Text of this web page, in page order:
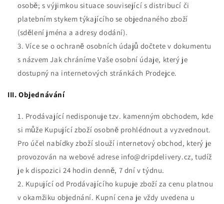
osobě; s výjimkou situace související s distribucí či
platebním stykem týkajícího se objednaného zboží
(sdělení jména a adresy dodání).
Více se o ochraně osobních údajů dočtete v dokumentu
s názvem Jak chráníme Vaše osobní údaje, který je
dostupný na internetových stránkách Prodejce.
III. Objednávání
Prodávající nedisponuje tzv. kamenným obchodem, kde
si může Kupující zboží osobně prohlédnout a vyzvednout.
Pro účel nabídky zboží slouží internetový obchod, který je
provozován na webové adrese info@dripdelivery.cz, tudíž
je k dispozici 24 hodin denně, 7 dní v týdnu.
Kupující od Prodávajícího kupuje zboží za cenu platnou
v okamžiku objednání. Kupní cena je vždy uvedena u